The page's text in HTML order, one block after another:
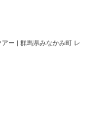
ー | 群馬県みなかみ町 レ